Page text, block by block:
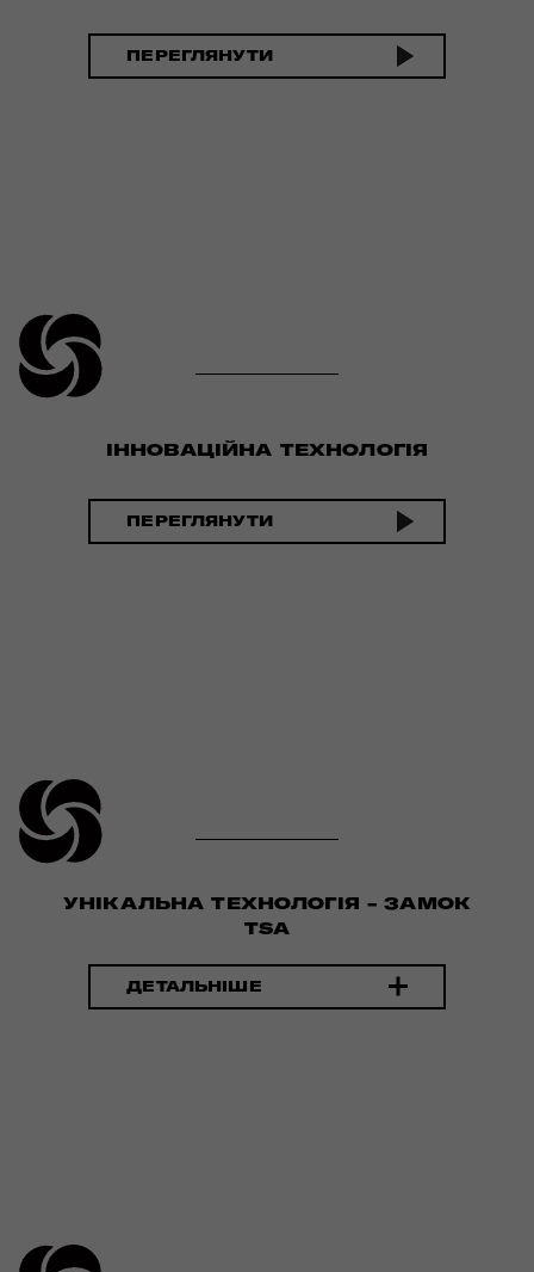
ПЕРЕГЛЯНУТИ
ІННОВАЦІЙНА ТЕХНОЛОГІЯ
ПЕРЕГЛЯНУТИ
УНІКАЛЬНА ТЕХНОЛОГІЯ - ЗАМОК
TSA
ДЕТАЛЬНІШЕ